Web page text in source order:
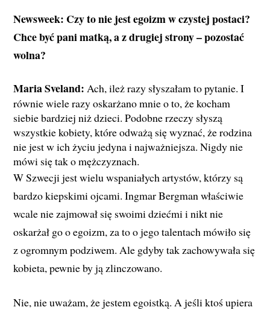
Newsweek: Czy to nie jest egoizm w czystej postaci?
Chce być pani matką, a z drugiej strony – pozostać
wolna?
Maria Sveland: Ach, ileż razy słyszałam to pytanie. I
równie wiele razy oskarżano mnie o to, że kocham
siebie bardziej niż dzieci. Podobne rzeczy słyszą
wszystkie kobiety, które odważą się wyznać, że rodzina
nie jest w ich życiu jedyna i najważniejsza. Nigdy nie
mówi się tak o mężczyznach.
W Szwecji jest wielu wspaniałych artystów, którzy są
bardzo kiepskimi ojcami. Ingmar Bergman właściwie
wcale nie zajmował się swoimi dziećmi i nikt nie
oskarżał go o egoizm, za to o jego talentach mówiło się
z ogromnym podziwem. Ale gdyby tak zachowywała się
kobieta, pewnie by ją zlinczowano.
Nie, nie uważam, że jestem egoistką. A jeśli ktoś upiera